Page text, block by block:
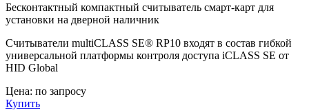
Бесконтактный компактный считыватель смарт-карт для
установки на дверной наличник
Считыватели multiCLASS SE® RP10 входят в состав гибкой
универсальной платформы контроля доступа iCLASS SE от
HID Global
Цена: по запросу
Купить